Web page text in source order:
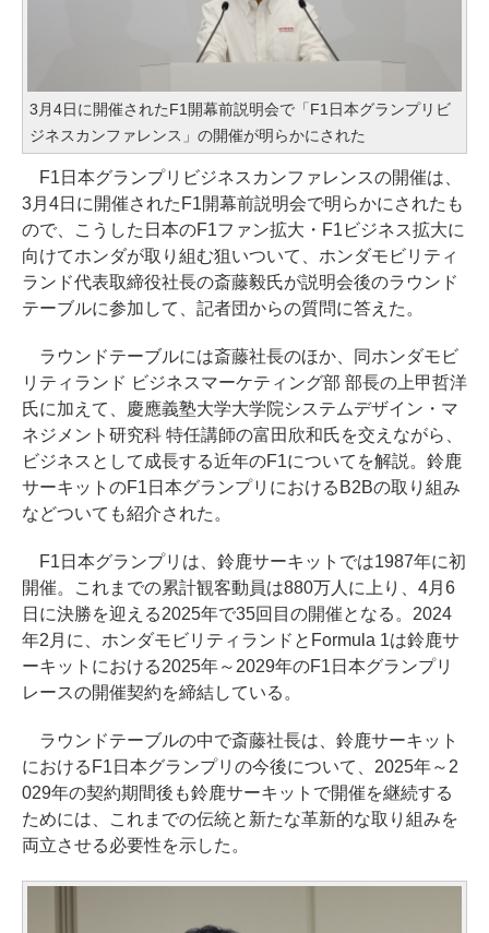
3月4日に開催されたF1開幕前説明会で「F1日本グランプリビ
ジネスカンファレンス」の開催が明らかにされた
F1日本グランプリビジネスカンファレンスの開催は、
3月4日に開催されたF1開幕前説明会で明らかにされたも
ので、こうした日本のF1ファン拡大・F1ビジネス拡大に
向けてホンダが取り組む狙いついて、ホンダモビリティ
ランド代表取締役社長の斎藤毅氏が説明会後のラウンド
テーブルに参加して、記者団からの質問に答えた。
ラウンドテーブルには斎藤社長のほか、同ホンダモビ
リティランド ビジネスマーケティング部 部長の上甲哲洋
氏に加えて、慶應義塾大学大学院システムデザイン・マ
ネジメント研究科 特任講師の富田欣和氏を交えながら、
ビジネスとして成長する近年のF1についてを解説。鈴鹿
サーキットのF1日本グランプリにおけるB2Bの取り組み
などついても紹介された。
F1日本グランプリは、鈴鹿サーキットでは1987年に初
開催。これまでの累計観客動員は880万人に上り、4月6
日に決勝を迎える2025年で35回目の開催となる。2024
年2月に、ホンダモビリティランドとFormula 1は鈴鹿サ
ーキットにおける2025年～2029年のF1日本グランプリ
レースの開催契約を締結している。
ラウンドテーブルの中で斎藤社長は、鈴鹿サーキット
におけるF1日本グランプリの今後について、2025年～2
029年の契約期間後も鈴鹿サーキットで開催を継続する
ためには、これまでの伝統と新たな革新的な取り組みを
両立させる必要性を示した。